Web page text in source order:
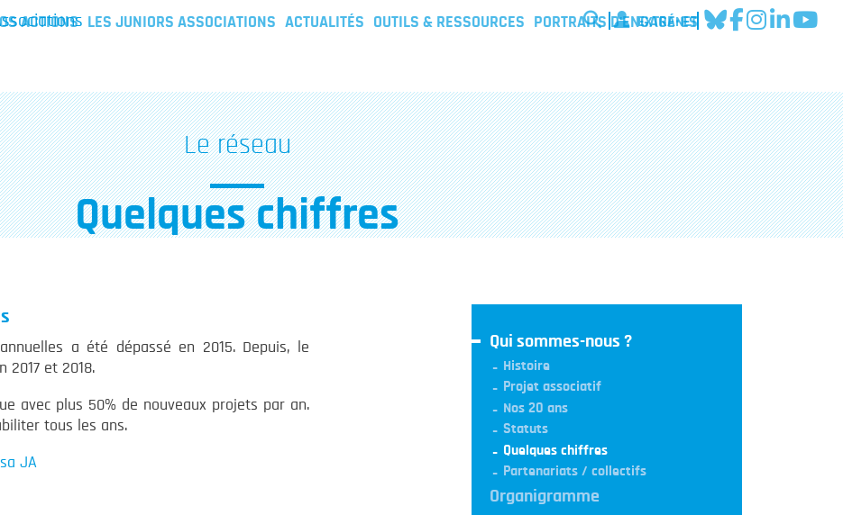
ACTIONS LES JUNIORS ASSOCIATIONS ACTUALITÉS OUTILS & RESSOURCES PORTRAITS D'ENGAGÉ·ES
EXTRANET
Le réseau
Quelques chiffres
a été dépassé en 2015. Depuis, le
2017 et 2018.
avec plus 50% de nouveaux projets par an.
tous les ans.
JA
Qui sommes-nous ?
Histoire
Projet associatif
Nos 20 ans
Statuts
Quelques chiffres
Partenariats / collectifs
Organigramme